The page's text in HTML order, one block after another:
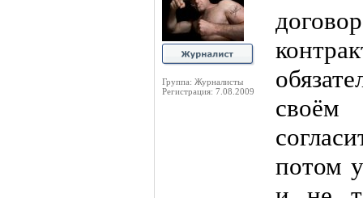
Группа: Журналисты
Регистрация: 7.08.2009
своём
потом